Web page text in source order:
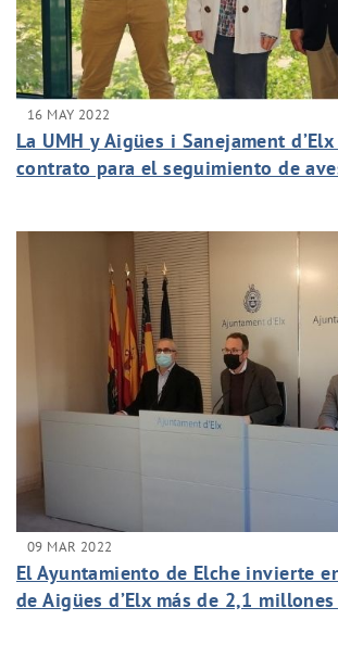
16 MAY 2022
La UMH y Aigües i Sanejament
contrato para el seguimiento de
09 MAR 2022
El Ayuntamiento de Elche invierte
de Aigües d’Elx más de 2,1